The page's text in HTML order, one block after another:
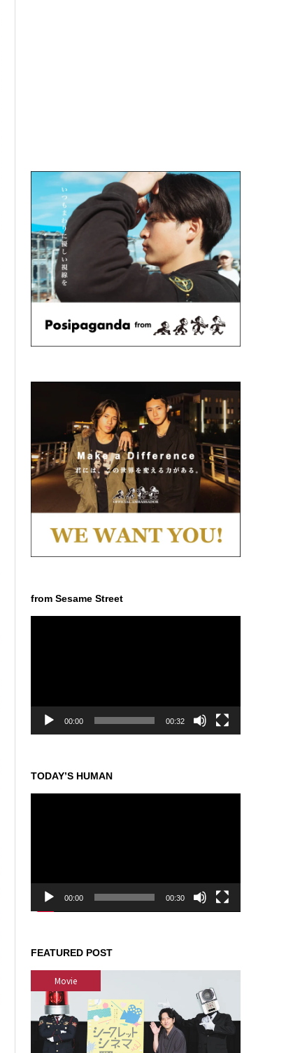
from Sesame Street
00:00 00:32
TODAY’S HUMAN
00:00 00:30
FEATURED POST
Movie